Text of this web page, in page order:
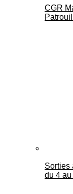
CGR
Sorties
du 4